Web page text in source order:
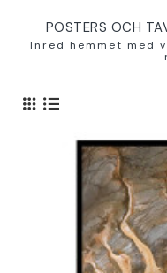
POSTERS OCH
Inred hemmet med